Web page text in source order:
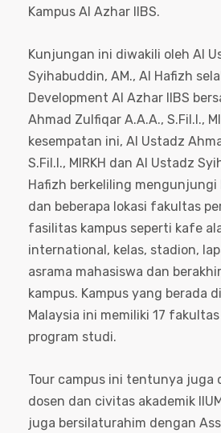
Kampus Al Azhar IIBS.
Kunjungan ini diwakili oleh Al
Syihabuddin, AM., Al Hafizh
Development Al Azhar IIBS
Ahmad Zulfiqar A.A.A., S.Fil.I.,
kesempatan ini, Al Ustadz
S.Fil.I., MIRKH dan Al Ustadz
Hafizh berkeliling
dan beberapa lokasi fakultas
fasilitas kampus seperti kafe
international, kelas, stadion,
asrama mahasiswa dan
kampus. Kampus yang berada
Malaysia ini memiliki 17
program studi.
Tour campus ini tentunya juga
dosen dan civitas akademik
juga bersilaturahim dengan